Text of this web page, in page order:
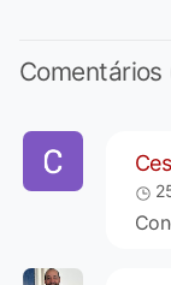
Comentários